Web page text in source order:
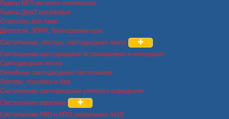
Лампы МГЛ металло-галогенные
Лампы ДНаТ натриевые
Стартеры для ламп
Дроссели, ЭПРА, Трансформаторы
Светильники, люстры, светодиодная лента
Светильники светодиодные встраиваемые и накладные
Светодиодная лента
Линейные светодиодные светильники
Люстры, торшеры и бра
Светильники светодиодные уличного освещения
Светильники офисные
Светильники ЛВО и ЛПО зеркальные 4х18